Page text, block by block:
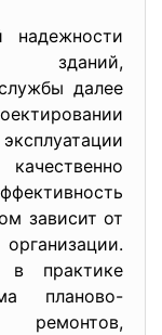
надежности
далее
зависит от
в практике
планово-